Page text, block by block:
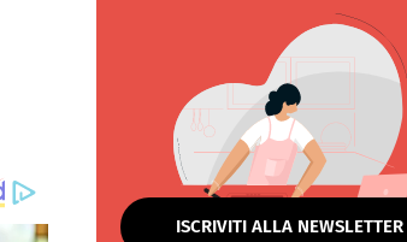
ISCRIVITI ALLA NEWSLETTER